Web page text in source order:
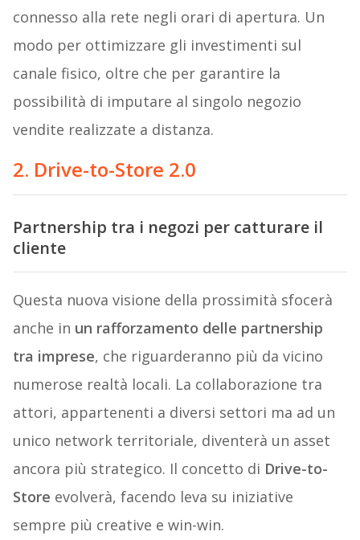
connesso alla rete negli orari di apertura. Un
modo per ottimizzare gli investimenti sul
canale fisico, oltre che per garantire la
possibilità di imputare al singolo negozio
vendite realizzate a distanza.
2. Drive-to-Store 2.0
Partnership tra i negozi per catturare il
cliente
Questa nuova visione della prossimità sfocerà
anche in un rafforzamento delle partnership
tra imprese, che riguarderanno più da vicino
numerose realtà locali. La collaborazione tra
attori, appartenenti a diversi settori ma ad un
unico network territoriale, diventerà un asset
ancora più strategico. Il concetto di Drive-to-
Store evolverà, facendo leva su iniziative
sempre più creative e win-win.